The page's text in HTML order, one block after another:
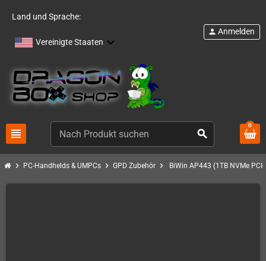
Land und Sprache:
Vereinigte Staaten
view_headline search
person Anmelden
0
chevron_right PC-Handhelds & UMPCs chevron_right GPD Zubehör chevron_right BiWin AP443 (1TB NVMe